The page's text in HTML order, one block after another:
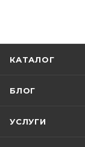
КАТАЛОГ
БЛОГ
УСЛУГИ